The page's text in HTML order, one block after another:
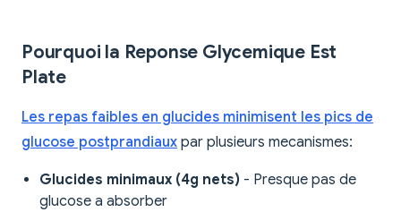
Pourquoi la Reponse Glycemique Est
Plate
Les repas faibles en glucides minimisent les pics de
glucose postprandiaux par plusieurs mecanismes:
Glucides minimaux (4g nets) - Presque pas de
glucose a absorber